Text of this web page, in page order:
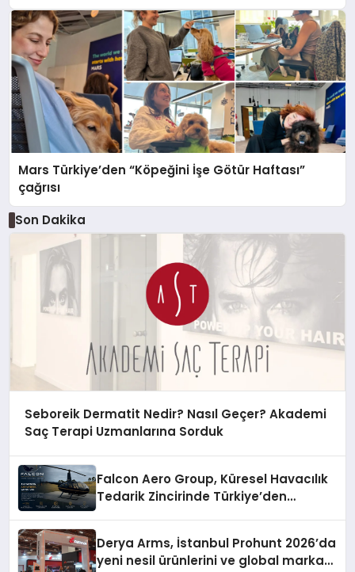
Mars Türkiye’den “Köpeğini İşe Götür Haftası”
çağrısı
Son Dakika
Seboreik Dermatit Nedir? Nasıl Geçer? Akademi
Saç Terapi Uzmanlarına Sorduk
Falcon Aero Group, Küresel Havacılık
Tedarik Zincirinde Türkiye’den
Derya Arms, İstanbul Prohunt 2026’da
yeni nesil ürünlerini ve global marka